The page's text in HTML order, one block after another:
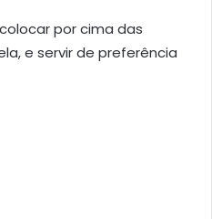
por cima das
e servir de preferência